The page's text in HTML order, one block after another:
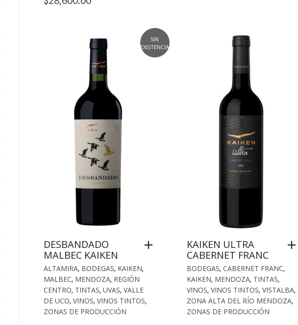
SIN
EXISTENCIAS
DESBANDADO
MALBEC KAIKEN
ALTAMIRA, BODEGAS, KAIKEN,
MALBEC, MENDOZA, REGIÓN
CENTRO, TINTAS, UVAS, VALLE
DE UCO, VINOS, VINOS TINTOS,
ZONAS DE PRODUCCIÓN
KAIKEN ULTRA
CABERNET FRANC
BODEGAS, CABERNET FRANC,
KAIKEN, MENDOZA, TINTAS,
VINOS, VINOS TINTOS, VISTALBA,
ZONA ALTA DEL RÍO MENDOZA,
ZONAS DE PRODUCCIÓN